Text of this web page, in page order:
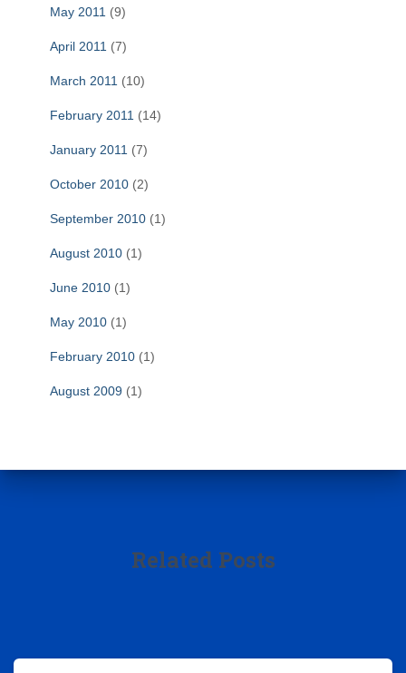
May 2011 (9)
April 2011 (7)
March 2011 (10)
February 2011 (14)
January 2011 (7)
October 2010 (2)
September 2010 (1)
August 2010 (1)
June 2010 (1)
May 2010 (1)
February 2010 (1)
August 2009 (1)
Related Posts